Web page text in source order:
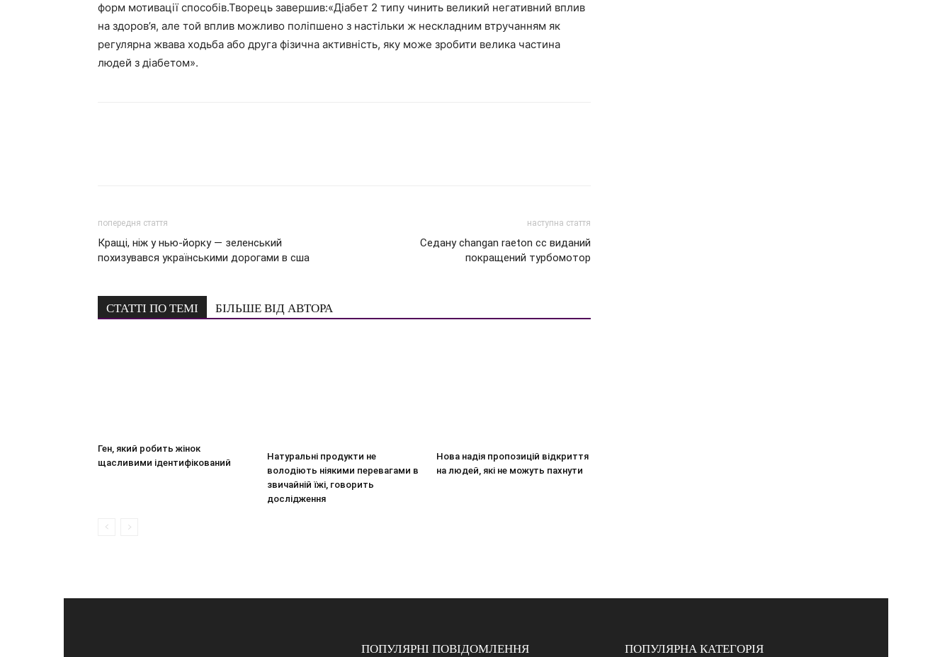
форм мотивації способів.Творець завершив:«Діабет 2 типу чинить великий негативний вплив
на здоров’я, але той вплив можливо поліпшено з настільки ж нескладним втручанням як
регулярна жвава ходьба або друга фізична активність, яку може зробити велика частина
людей з діабетом».
попередня стаття
Кращі, ніж у нью-йорку — зеленський
похизувався українськими дорогами в сша
наступна стаття
Седану changan raeton cc виданий
покращений турбомотор
СТАТТІ ПО ТЕМІ БІЛЬШЕ ВІД АВТОРА
Ген, який робить жінок
щасливими ідентифікований
Натуральні продукти не
володіють ніякими перевагами в
звичайній їжі, говорить
дослідження
Нова надія пропозицій відкриття
на людей, які не можуть пахнути
ПОПУЛЯРНІ ПОВІДОМЛЕННЯ ПОПУЛЯРНА КАТЕГОРІЯ